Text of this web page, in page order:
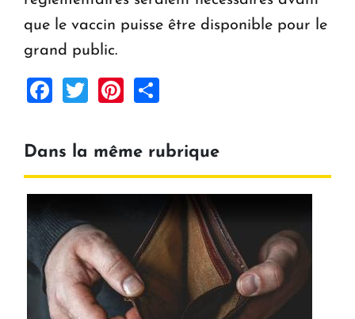
que le vaccin puisse être disponible pour le
grand public.
Facebook
TwitterPinterest
Dans la même rubrique